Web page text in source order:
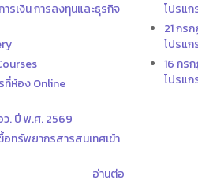
ารเงิน การลงทุนและธุรกิจ
ที่ห้อง Online
. ปี พ.ศ. 2569
ทรัพยากรสารสนเทศเข้า
อ่านต่อ
โปรแ
21 กร
โปรแ
16 กร
โปรแ